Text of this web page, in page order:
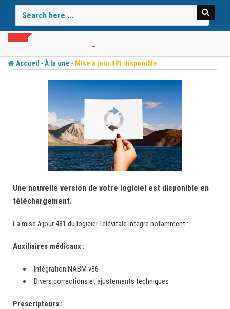
content
Accueil -À la une - Mise à jour 481 disponible
Une nouvelle version de votre logiciel est disponible en
téléchargement.
La mise à jour 481 du logiciel Télévitale intègre notamment :
Auxiliaires médicaux :
Intégration NABM v86
Divers corrections et ajustements techniques
Prescripteurs :